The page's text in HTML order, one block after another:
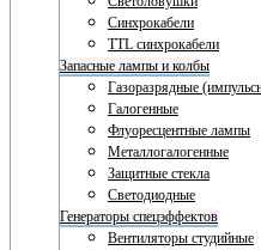
Синхрокабели
TTL синхрокабели
Запасные лампы и колбы
Газоразрядные
Галогенные
Флуоресцентные лампы
Металлогалогенные
Защитные стекла
Светодиодные
Генераторы спецэффектов
Вентиляторы студийные